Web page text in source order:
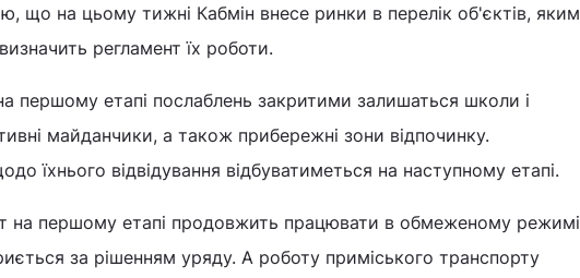
що на цьому тижні Кабмін внесе ринки в перелік об'єктів, яким
регламент їх роботи.
першому етапі послаблень закритими залишаться школи і
майданчики, а також прибережні зони відпочинку.
їхнього відвідування відбуватиметься на наступному етапі.
на першому етапі продовжить працювати в обмеженому режимі
за рішенням уряду. А роботу приміського транспорту